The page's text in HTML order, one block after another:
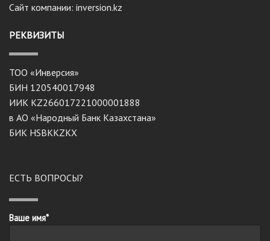
Сайт компании: inversion.kz
РЕКВИЗИТЫ
ТОО «Инверсия»
БИН 120540017948
ИИК KZ266017221000001888
в АО «Народный Банк Казахстана»
БИК HSBKKZKX
ЕСТЬ ВОПРОСЫ?
Ваше имя*